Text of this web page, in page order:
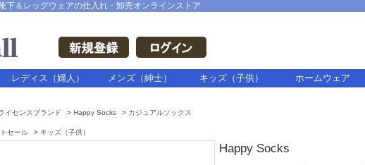
下＆レッグウェアの仕入れ・卸売オンラインストア
レディス（婦人） メンズ（紳士） キッズ（子供） ホームウェア
イセンスブランド Happy Socks カジュアルソックス
セール キッズ（子供）
Happy Socks